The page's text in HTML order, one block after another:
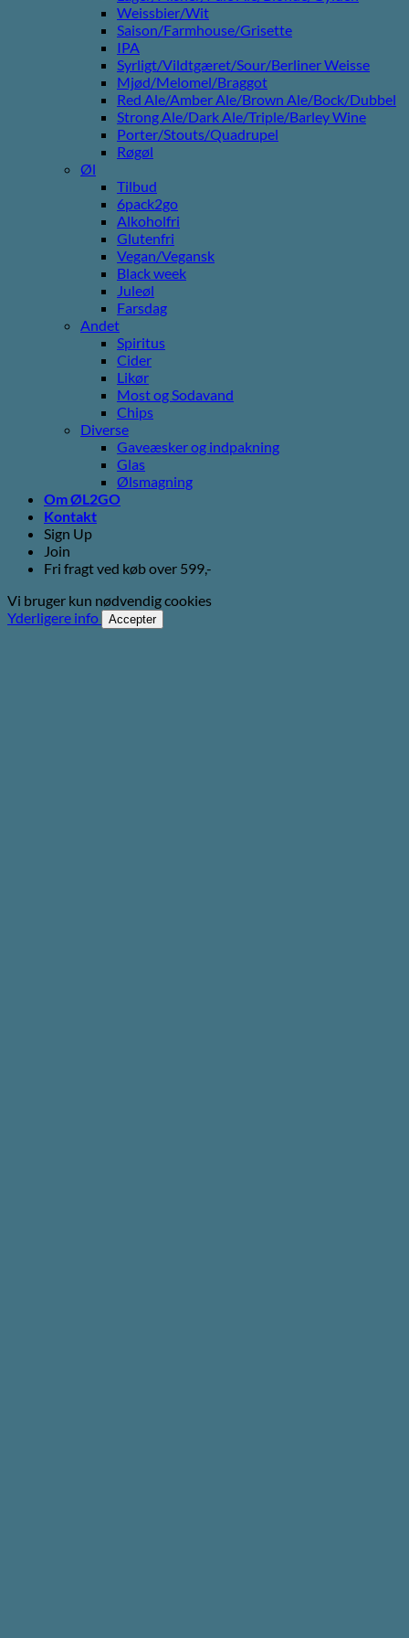
Weissbier/Wit
Saison/Farmhouse/Grisette
IPA
Syrligt/Vildtgæret/Sour/Berliner Weisse
Mjød/Melomel/Braggot
Red Ale/Amber Ale/Brown Ale/Bock/Dubbel
Strong Ale/Dark Ale/Triple/Barley Wine
Porter/Stouts/Quadrupel
Røgøl
Øl
Tilbud
6pack2go
Alkoholfri
Glutenfri
Vegan/Vegansk
Black week
Juleøl
Farsdag
Andet
Spiritus
Cider
Likør
Most og Sodavand
Chips
Diverse
Gaveæsker og indpakning
Glas
Ølsmagning
Om ØL2GO
Kontakt
Sign Up
Join
Fri fragt ved køb over 599,-
Vi bruger kun nødvendig cookies
Yderligere info
Accepter